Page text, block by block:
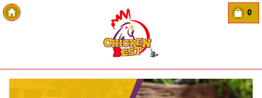
0
Copyright Des-click